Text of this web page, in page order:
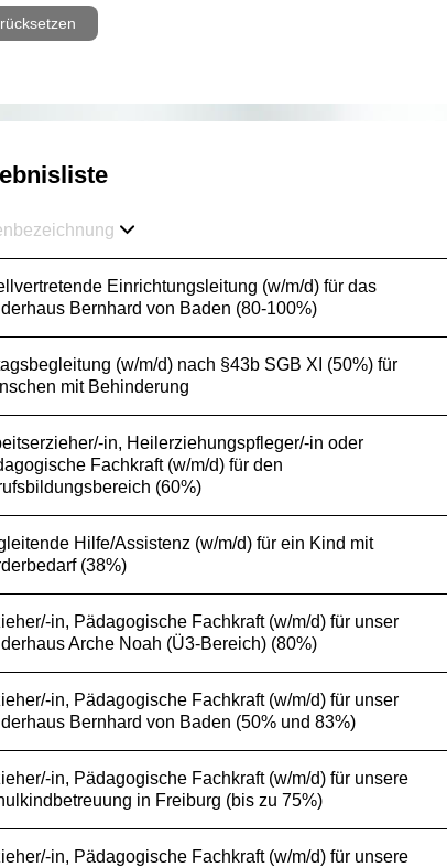
Einrichtungsleitung (w/m/d) für das
Bernhard von Baden (80-100%)
(w/m/d) nach §43b SGB XI (50%) für
mit Behinderung
in, Heilerziehungspfleger/-in oder
Fachkraft (w/m/d) für den
(60%)
Hilfe/Assistenz (w/m/d) für ein Kind mit
(38%)
in, Pädagogische Fachkraft (w/m/d) für unser
Arche Noah (Ü3-Bereich) (80%)
in, Pädagogische Fachkraft (w/m/d) für unser
Bernhard von Baden (50% und 83%)
in, Pädagogische Fachkraft (w/m/d) für unsere
in Freiburg (bis zu 75%)
in, Pädagogische Fachkraft (w/m/d) für unsere